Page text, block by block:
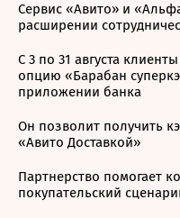
Сервис «Авито» и
расширении
С 3 по 31 августа
опцию «Барабан
приложении банка
Он позволит получить
«Авито Доставкой»
Партнерство помогает
покупательский